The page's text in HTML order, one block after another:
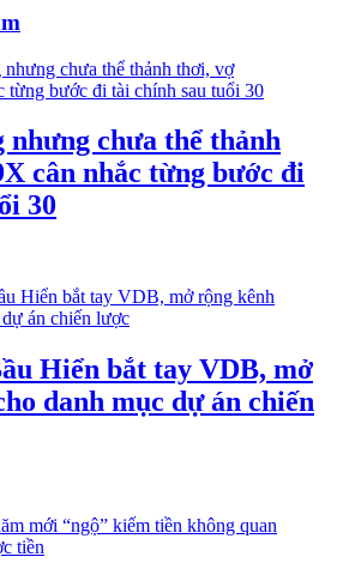
nhưng chưa thể thảnh
cân nhắc từng bước đi
30
Hiển bắt tay VDB, mở
danh mục dự án chiến